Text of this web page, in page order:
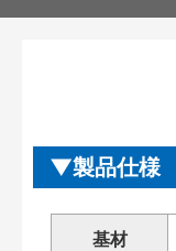
製品仕様
基材